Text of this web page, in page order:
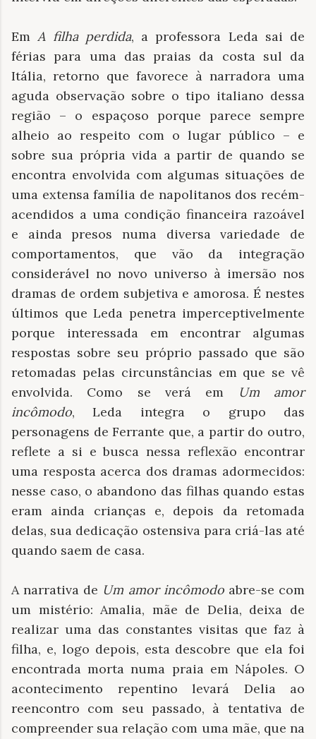
EmA filha perdida, a professora Leda sai de
férias para uma das praias da costa sul da
Itália, retorno que favorece à narradora uma
aguda observação sobre o tipo italiano dessa
região – o espaçoso porque parece sempre
alheio ao respeito com o lugar público – e
sobre sua própria vida a partir de quando se
encontra envolvida com algumas situações de
uma extensa família de napolitanos dos recém-
acendidos a uma condição financeira razoável
e ainda presos numa diversa variedade de
comportamentos, que vão da integração
considerável no novo universo à imersão nos
dramas de ordem subjetiva e amorosa. É nestes
últimos que Leda penetra imperceptivelmente
porque interessada em encontrar algumas
respostas sobre seu próprio passado que são
retomadas pelas circunstâncias em que se vê
envolvida. Como se verá em
Um amor
incômodo, Leda integra o grupo das
personagens de Ferrante que, a partir do outro,
reflete a si e busca nessa reflexão encontrar
uma resposta acerca dos dramas adormecidos:
nesse caso, o abandono das filhas quando estas
eram ainda crianças e, depois da retomada
delas, sua dedicação ostensiva para criá-las até
quando saem de casa.
A narrativa de Um amor incômodoabre-se com
um mistério: Amalia, mãe de Delia, deixa de
realizar uma das constantes visitas que faz à
filha, e, logo depois, esta descobre que ela foi
encontrada morta numa praia em Nápoles. O
acontecimento repentino levará Delia ao
reencontro com seu passado, à tentativa de
compreender sua relação com uma mãe, que na